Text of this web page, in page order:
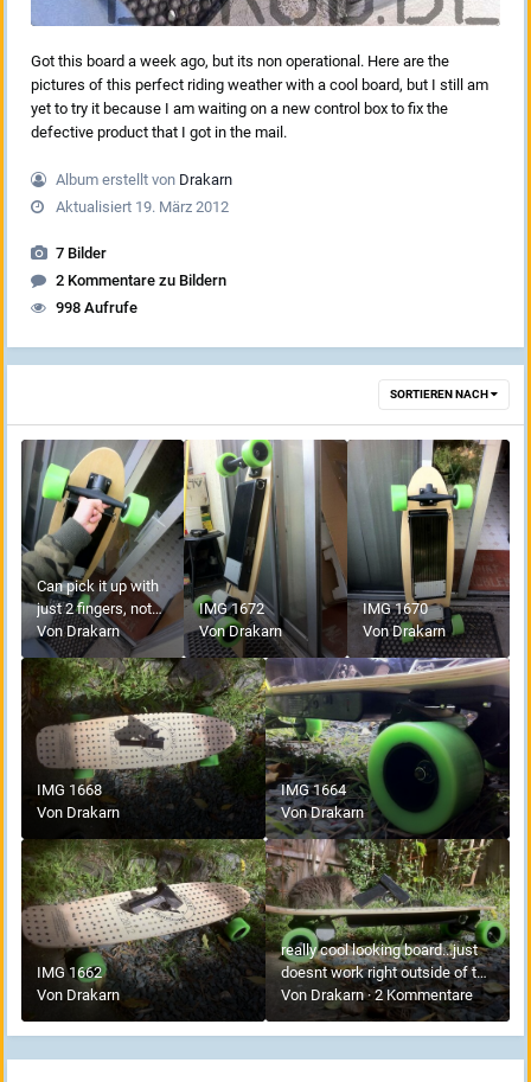
Got this board a week ago, but its non operational. Here are the
pictures of this perfect riding weather with a cool board, but I still am
yet to try it because I am waiting on a new control box to fix the
defective product that I got in the mail.
Album erstellt von Drakarn
Aktualisiert 19. März 2012
7 Bilder
2 Kommentare zu Bildern
998 Aufrufe
SORTIEREN NACH
Can pick it up with
just 2 fingers, not
saying you should.
but its possible lol.
VonDrakarn
IMG 1672
VonDrakarn
IMG 1670
VonDrakarn
IMG 1668
Von Drakarn
IMG 1664
VonDrakarn
IMG 1662
Von Drakarn
really cool looking board...just
doesnt work right outside of the
box brand new. Cant wait to ride
it once fixed! =D
Von Drakarn·2 Kommentare